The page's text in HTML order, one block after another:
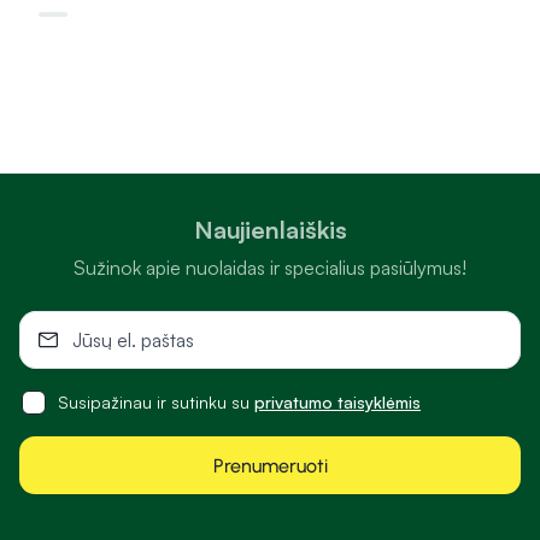
Naujienlaiškis
Sužinok apie nuolaidas ir specialius pasiūlymus!
Susipažinau ir sutinku su privatumo taisyklėmis
Prenumeruoti